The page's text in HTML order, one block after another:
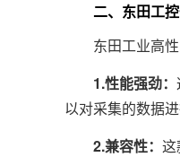
二、东田工控
东田工业高性
1.性能强劲：
以对采集的数据
2.兼容性： 这